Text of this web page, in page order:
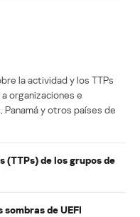
la actividad y los TTPs
organizaciones e
Panamá y otros países de
de los grupos de
de UEFI